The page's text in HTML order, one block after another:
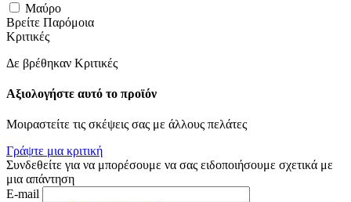
Μαύρο
Βρείτε Παρόμοια
Κριτικές
Δε βρέθηκαν Κριτικές
Αξιολογήστε αυτό το προϊόν
Μοιραστείτε τις σκέψεις σας με άλλους πελάτες
Γράψτε μια κριτική
Συνδεθείτε για να μπορέσουμε να σας ειδοποιήσουμε σχετικά με
μια απάντηση
E-mail